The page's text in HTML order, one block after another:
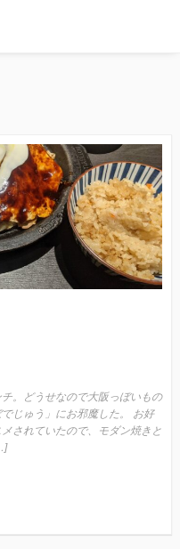
。どうせなので大阪っぼいもの
じゅう」にお邪魔した。 お好
されていたので、モダン焼きと